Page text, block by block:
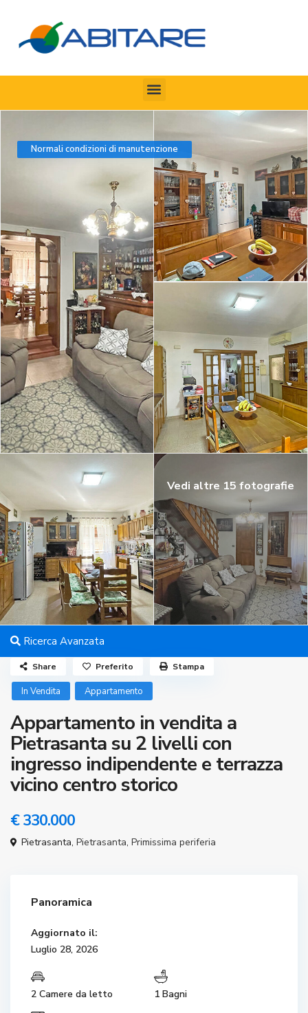
Normali condizioni di manutenzione
Vedi altre 15 fotografie
Ricerca Avanzata
In Vendita Appartamento
Appartamento in vendita a
Pietrasanta su 2 livelli con
ingresso indipendente e terrazza
vicino centro storico
€ 330.000
Pietrasanta,Pietrasanta,Primissima periferia
Share Preferito Stampa
Panoramica
Aggiornato il:
Luglio 28, 2026
2 Camere da letto 1 Bagni